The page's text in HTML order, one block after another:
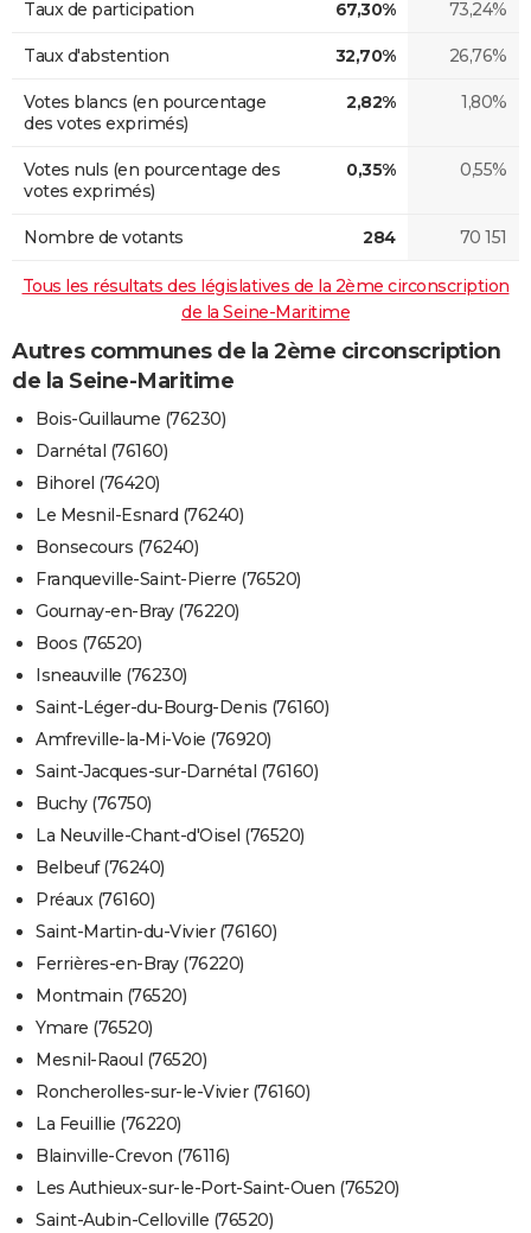
Taux de participation 67,30% 73,24%
Taux d'abstention 32,70% 26,76%
Votes blancs (en pourcentage
des votes exprimés)
2,82% 1,80%
Votes nuls (en pourcentage des
votes exprimés)
0,35% 0,55%
Nombre de votants 284 70 151
Tous les résultats des législatives de la 2ème circonscription
de la Seine-Maritime
Autres communes de la 2ème circonscription
de la Seine-Maritime
Bois-Guillaume (76230)
Darnétal (76160)
Bihorel (76420)
Le Mesnil-Esnard (76240)
Bonsecours (76240)
Franqueville-Saint-Pierre (76520)
Gournay-en-Bray (76220)
Boos (76520)
Isneauville (76230)
Saint-Léger-du-Bourg-Denis (76160)
Amfreville-la-Mi-Voie (76920)
Saint-Jacques-sur-Darnétal (76160)
Buchy (76750)
La Neuville-Chant-d'Oisel (76520)
Belbeuf (76240)
Préaux (76160)
Saint-Martin-du-Vivier (76160)
Ferrières-en-Bray (76220)
Montmain (76520)
Ymare (76520)
Mesnil-Raoul (76520)
Roncherolles-sur-le-Vivier (76160)
La Feuillie (76220)
Blainville-Crevon (76116)
Les Authieux-sur-le-Port-Saint-Ouen (76520)
Saint-Aubin-Celloville (76520)